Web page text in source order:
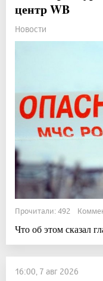
центр WB
Новости
Прочитали: 492
Что об этом сказал
16:00, 7 авг 2026